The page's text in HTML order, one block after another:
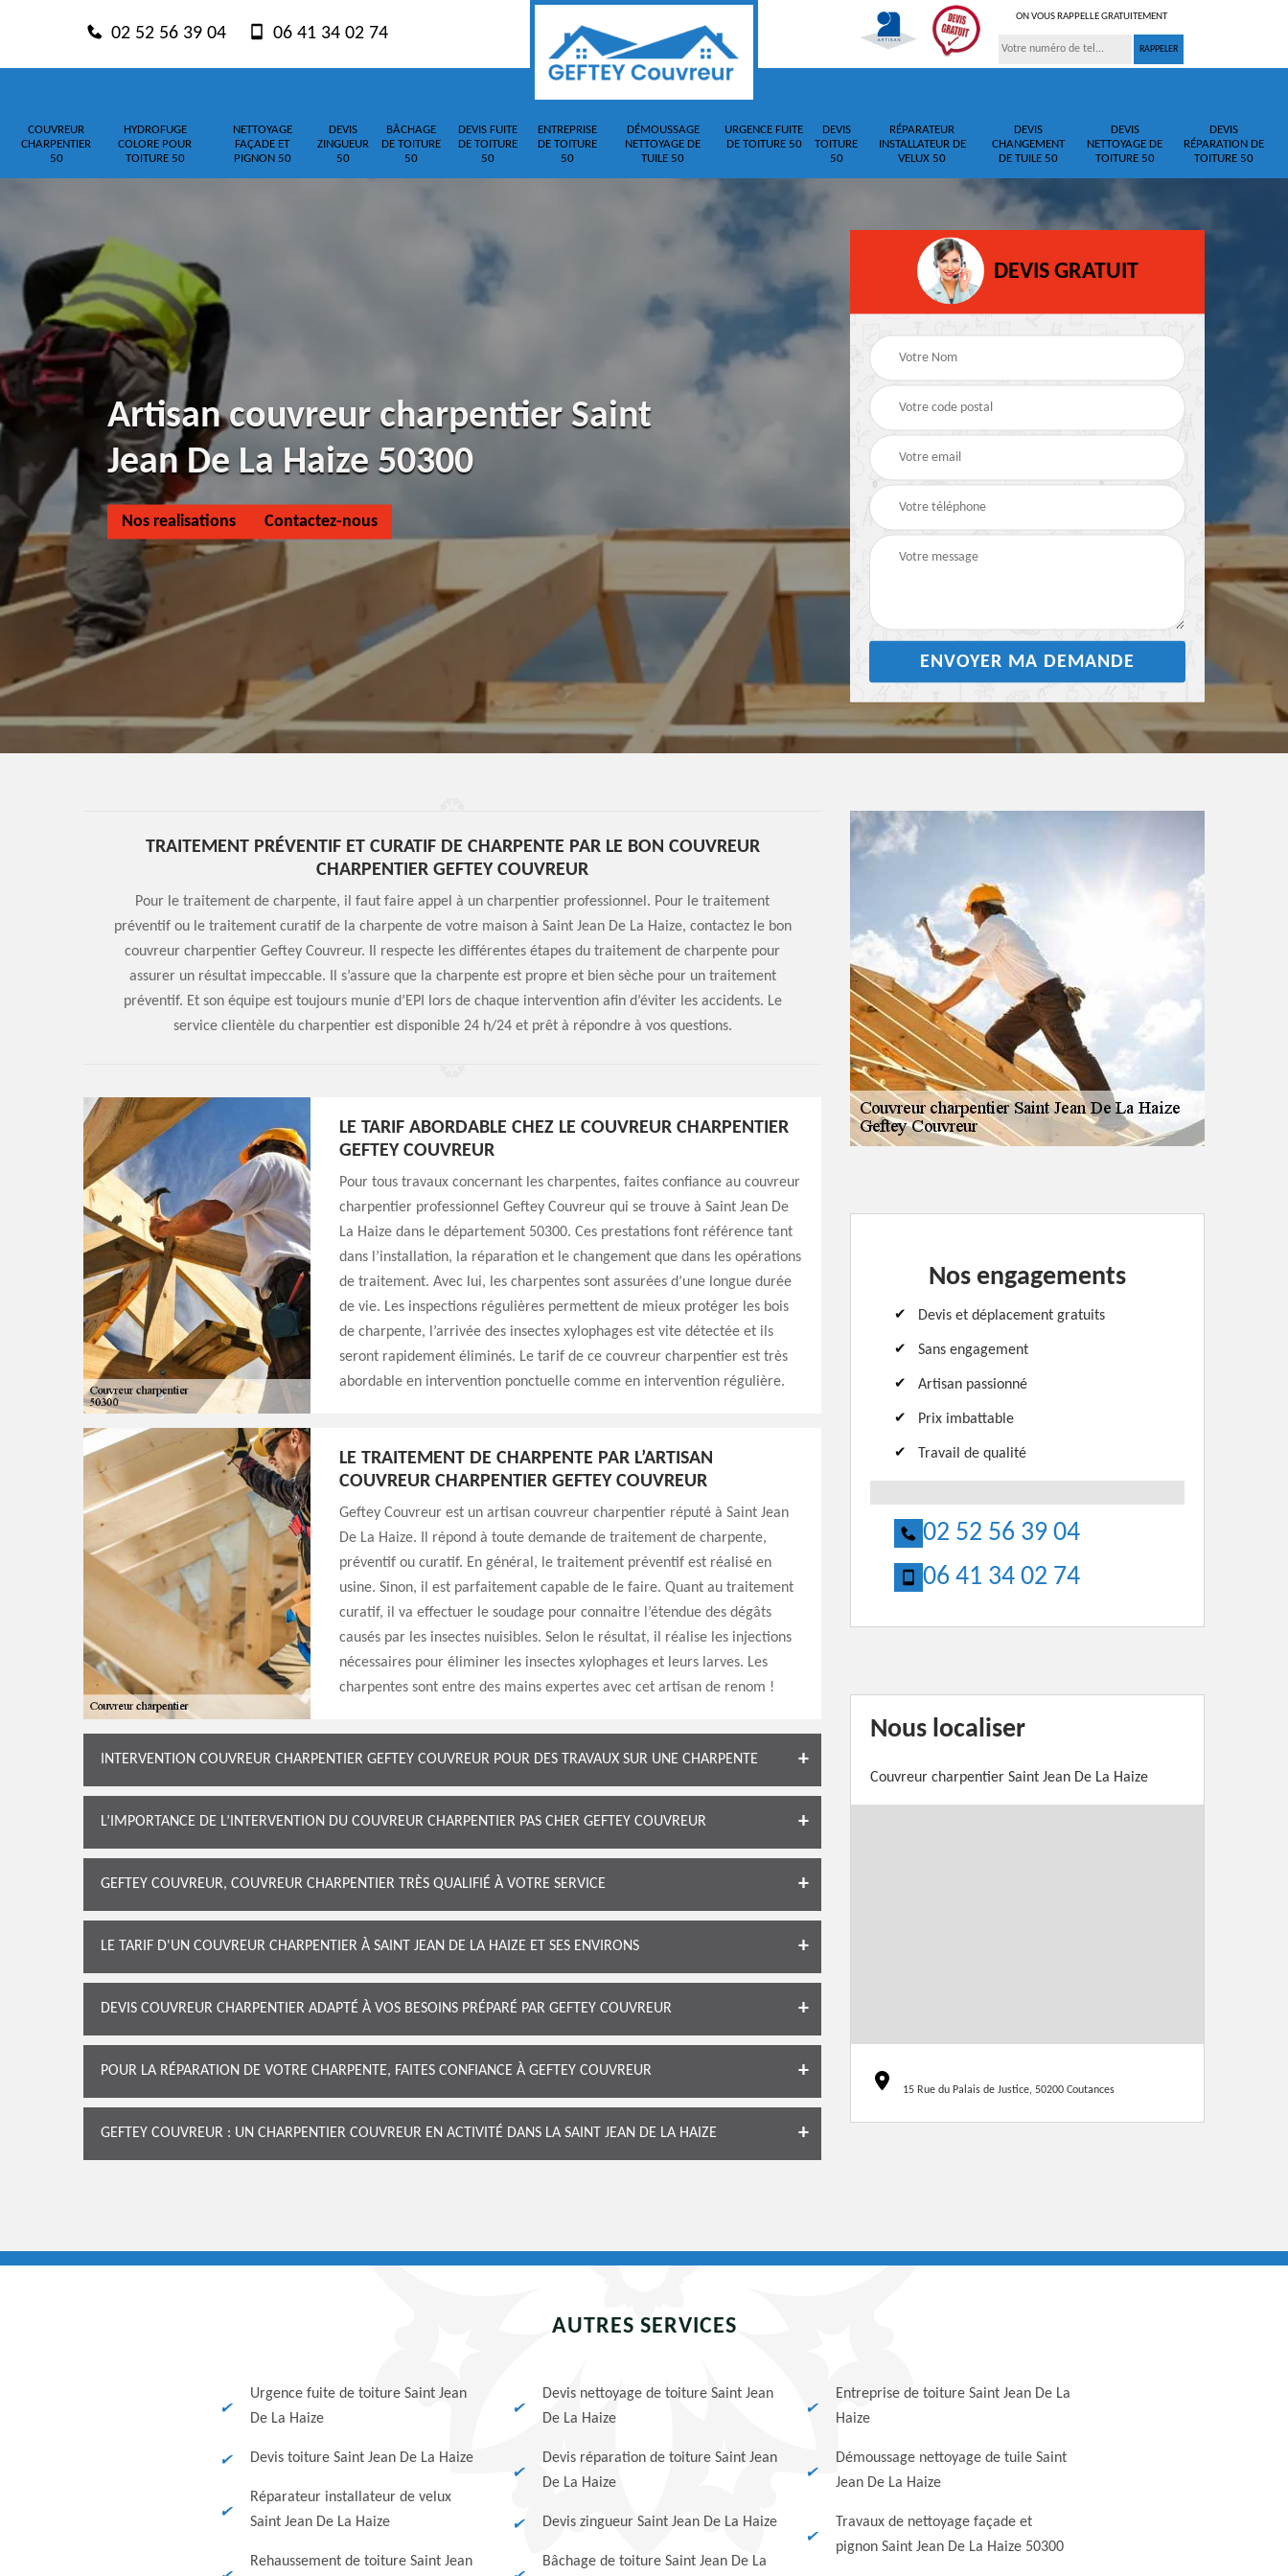
02 52 56 39 04 06 41 34 02 74
ON VOUS RAPPELLE GRATUITEMENT
COUVREUR
CHARPENTIER
50
HYDROFUGE
COLORE POUR
TOITURE 50
NETTOYAGE
FAÇADE ET
PIGNON 50
DEVIS
ZINGUEUR
50
BÂCHAGE
DE TOITURE
50
DEVIS FUITE
DE TOITURE
50
ENTREPRISE
DE TOITURE
50
DÉMOUSSAGE
NETTOYAGE DE
TUILE 50
URGENCE FUITE
DE TOITURE 50
DEVIS
TOITURE
50
RÉPARATEUR
INSTALLATEUR DE
VELUX 50
DEVIS
CHANGEMENT
DE TUILE 50
DEVIS
NETTOYAGE DE
TOITURE 50
DEVIS
RÉPARATION DE
TOITURE 50
Artisan couvreur charpentier Saint
Jean De La Haize 50300
Nos realisations Contactez-nous
DEVIS GRATUIT
TRAITEMENT PRÉVENTIF ET CURATIF DE CHARPENTE PAR LE BON COUVREUR
CHARPENTIER GEFTEY COUVREUR
Pour le traitement de charpente, il faut faire appel à un charpentier professionnel. Pour le traitement
préventif ou le traitement curatif de la charpente de votre maison à Saint Jean De La Haize, contactez le bon
couvreur charpentier Geftey Couvreur. Il respecte les différentes étapes du traitement de charpente pour
assurer un résultat impeccable. Il s’assure que la charpente est propre et bien sèche pour un traitement
préventif. Et son équipe est toujours munie d’EPI lors de chaque intervention afin d’éviter les accidents. Le
service clientèle du charpentier est disponible 24 h/24 et prêt à répondre à vos questions.
LE TARIF ABORDABLE CHEZ LE COUVREUR CHARPENTIER
GEFTEY COUVREUR
Pour tous travaux concernant les charpentes, faites confiance au couvreur
charpentier professionnel Geftey Couvreur qui se trouve à Saint Jean De
La Haize dans le département 50300. Ces prestations font référence tant
dans l’installation, la réparation et le changement que dans les opérations
de traitement. Avec lui, les charpentes sont assurées d’une longue durée
de vie. Les inspections régulières permettent de mieux protéger les bois
de charpente, l’arrivée des insectes xylophages est vite détectée et ils
seront rapidement éliminés. Le tarif de ce couvreur charpentier est très
abordable en intervention ponctuelle comme en intervention régulière.
LE TRAITEMENT DE CHARPENTE PAR L’ARTISAN
COUVREUR CHARPENTIER GEFTEY COUVREUR
Geftey Couvreur est un artisan couvreur charpentier réputé à Saint Jean
De La Haize. Il répond à toute demande de traitement de charpente,
préventif ou curatif. En général, le traitement préventif est réalisé en
usine. Sinon, il est parfaitement capable de le faire. Quant au traitement
curatif, il va effectuer le soudage pour connaitre l’étendue des dégâts
causés par les insectes nuisibles. Selon le résultat, il réalise les injections
nécessaires pour éliminer les insectes xylophages et leurs larves. Les
charpentes sont entre des mains expertes avec cet artisan de renom !
INTERVENTION COUVREUR CHARPENTIER GEFTEY COUVREUR POUR DES TRAVAUX SUR UNE CHARPENTE
L’IMPORTANCE DE L’INTERVENTION DU COUVREUR CHARPENTIER PAS CHER GEFTEY COUVREUR
GEFTEY COUVREUR, COUVREUR CHARPENTIER TRÈS QUALIFIÉ À VOTRE SERVICE
LE TARIF D'UN COUVREUR CHARPENTIER À SAINT JEAN DE LA HAIZE ET SES ENVIRONS
DEVIS COUVREUR CHARPENTIER ADAPTÉ À VOS BESOINS PRÉPARÉ PAR GEFTEY COUVREUR
POUR LA RÉPARATION DE VOTRE CHARPENTE, FAITES CONFIANCE À GEFTEY COUVREUR
GEFTEY COUVREUR : UN CHARPENTIER COUVREUR EN ACTIVITÉ DANS LA SAINT JEAN DE LA HAIZE
Nos engagements
Devis et déplacement gratuits
Sans engagement
Artisan passionné
Prix imbattable
Travail de qualité
02 52 56 39 04
06 41 34 02 74
Nous localiser
Couvreur charpentier Saint Jean De La Haize
15 Rue du Palais de Justice, 50200 Coutances
AUTRES SERVICES
Urgence fuite de toiture Saint Jean
De La Haize
Devis toiture Saint Jean De La Haize
Réparateur installateur de velux
Saint Jean De La Haize
Rehaussement de toiture Saint Jean
Devis nettoyage de toiture Saint Jean
De La Haize
Devis réparation de toiture Saint Jean
De La Haize
Devis zingueur Saint Jean De La Haize
Bâchage de toiture Saint Jean De La
Entreprise de toiture Saint Jean De La
Haize
Démoussage nettoyage de tuile Saint
Jean De La Haize
Travaux de nettoyage façade et
pignon Saint Jean De La Haize 50300